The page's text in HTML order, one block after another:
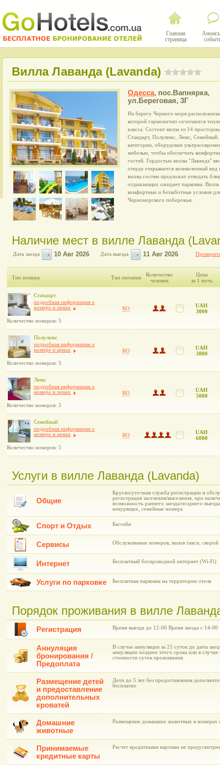
Главная
страница
Вилла Лаванда (Lavanda)
Одесса, пос.Вапнярка,
ул.Береговая, 3Г
На берегу Черного моря
которой гармонично сочетаются
класса. Состоит вилла из 14
Стандарт, Полулюкс, Люкс,
категории, оборудован
мебелью, чтобы обеспечить
гостей. Гордостью виллы "Лаванда"
откуда открывается великолепный
виллы гостям предложат отведать
отдыхающих ожидает парковка. Вилла
комфортные и беззаботные условия
Черноморского побережья.
Наличие мест в вилле Лаванда
Дата заезда Дата выезда
Тип номера Тип питания
Количество
человек
Цена
за 1 ночь
Стандарт
подробная информация о
номере и ценах
Количество номеров: 5
RO
UAH
3000
Полулюкс
подробная информация о
номере и ценах
Количество номеров: 5
RO
UAH
3800
Люкс
подробная информация о
номере и ценах
Количество номеров: 5
RO
UAH
5000
Семейный
подробная информация о
номере и ценах
Количество номеров: 5
RO
UAH
6000
Услуги в вилле Лаванда (Lavanda)
Общие
Круглосуточная служба регистрации и
регистрация заселения/выселения, при
возможность раннего заезда/позднего
некурящих, семейные номера
Спорт и Отдых Бассейн
Сервисы Обслуживание номеров, вызов такси,
Интернет Бесплатный беспроводной интернет (Wi-Fi)
Услуги по парковке Бесплатная парковка на территории отеля
Порядок проживания в вилле
Регистрация Время выезда до 12-00 Время заезда с 14-00
Аннуляция
бронирования /
Предоплата
В случае аннуляции за 21 суток до даты
аннуляции позднее этого срока или в случае
стоимости суток проживания.
Размещение детей
и предоставление
дополнительных
кроватей
Дети до 5 лет без предоставления
бесплатно
Домашние
животные
Размещение домашних животных в номерах
Принимаемые
кредитные карты
Расчет кредитными картами не